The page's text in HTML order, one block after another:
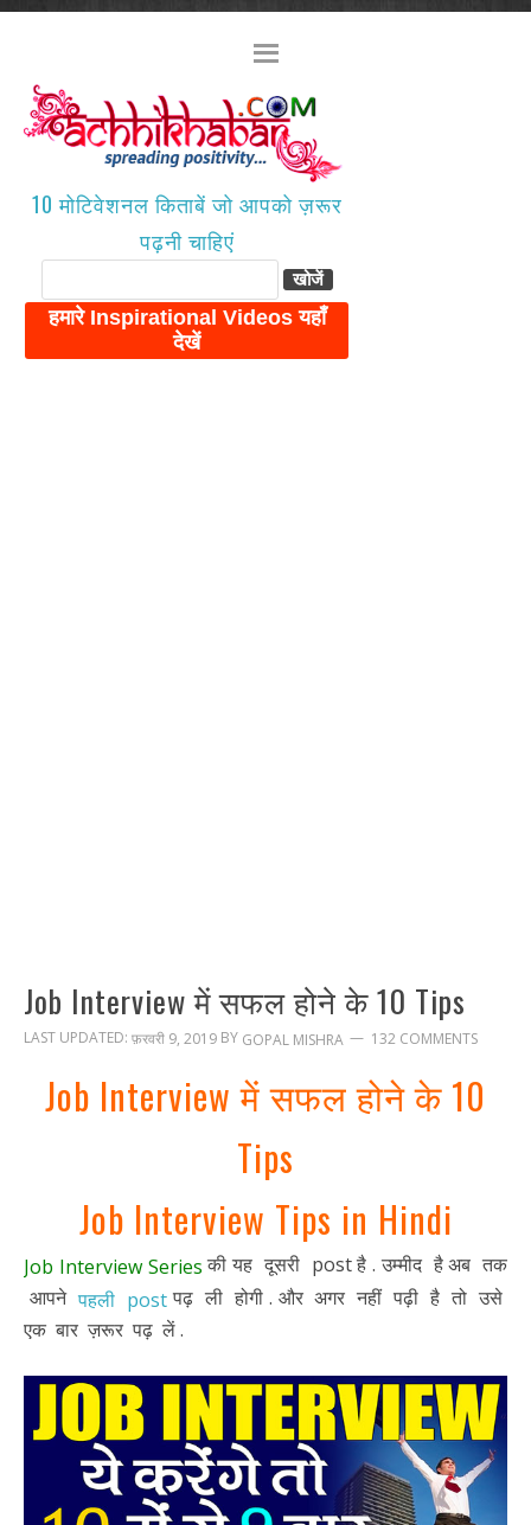
10 मोटिवेशनल किताबें जो आपको ज़रूर
पढ़नी चाहिएं
Job Interview में सफल होने के 10 Tips
LAST UPDATED: फ़रवरी 9, 2019 BY GOPAL MISHRA 132 COMMENTS
Job Interview में सफल होने के 10
Tips
Job Interview Tips in Hindi
Job Interview Seriesकी यह दूसरी post है . उम्मीद है अब तक
आपनेपहली postपढ़ ली होगी . और अगर नहीं पढ़ी है तो उसे
एक बार ज़रूर पढ़ लें .